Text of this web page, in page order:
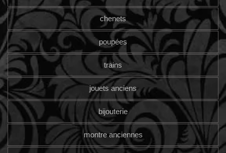
chenets
poupées
trains
jouets anciens
bijouterie
montre anciennes